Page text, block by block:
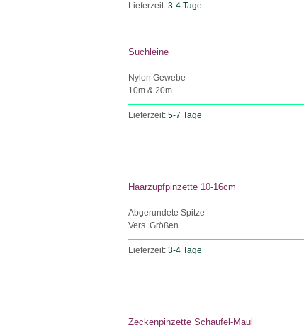
Lieferzeit:3-4 Tage
Suchleine
Nylon Gewebe
10m & 20m
Lieferzeit:5-7 Tage
Haarzupfpinzette 10-16cm
Abgerundete Spitze
Vers. Größen
Lieferzeit:3-4 Tage
Zeckenpinzette Schaufel-Maul